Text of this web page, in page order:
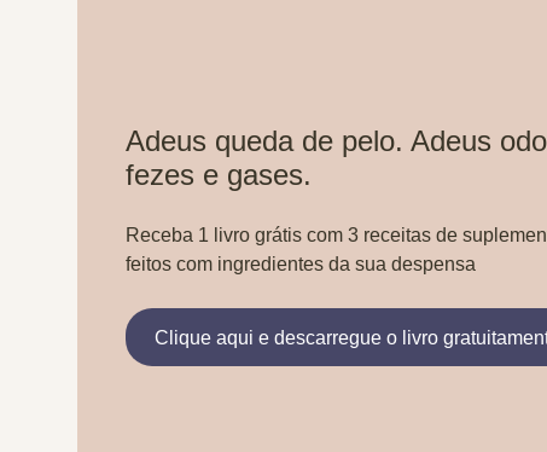
Adeus queda de pelo. Adeus
fezes e gases.
Receba 1 livro grátis com 3 receitas de
feitos com ingredientes da sua despensa
Clique aqui e descarregue o livro